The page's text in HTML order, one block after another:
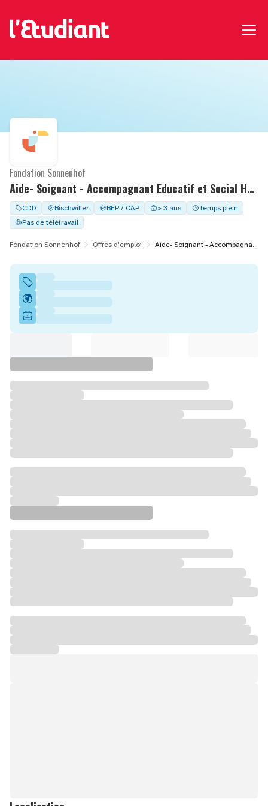
Aide- Soignant - Accompagnant Educatif et Social H/F - CDD à temps complet - FAS/FAM STRICKER
Fondation Sonnenhof
CDD Bischwiller BEP / CAP > 3 ans
Temps plein
Pas de télétravail
Fondation Sonnenhof Offres d'emploi Aide- Soignant - Accompagnant Educatif et Social H/F - CDD à temps complet - FAS/FAM STRICKER